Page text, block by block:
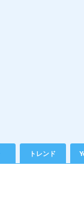
トレンド